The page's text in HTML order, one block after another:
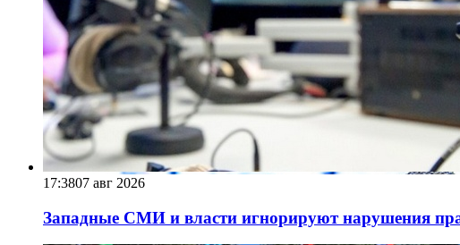
17:3807 авг 2026
Западные СМИ и власти игнорируют нарушения